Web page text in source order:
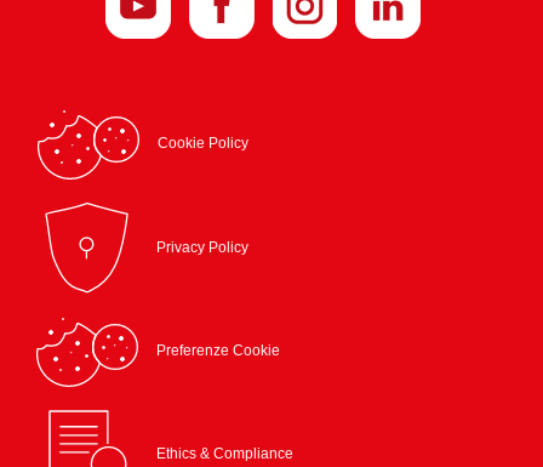
Cookie Policy
Privacy Policy
Preferenze Cookie
Ethics & Compliance